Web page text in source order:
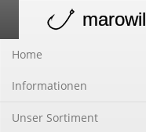
navigation
marowil
Home
Informationen
Unser Sortiment